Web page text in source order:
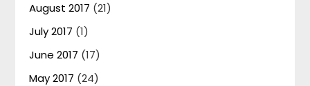
August 2017 (21)
July 2017 (1)
June 2017 (17)
May 2017 (24)